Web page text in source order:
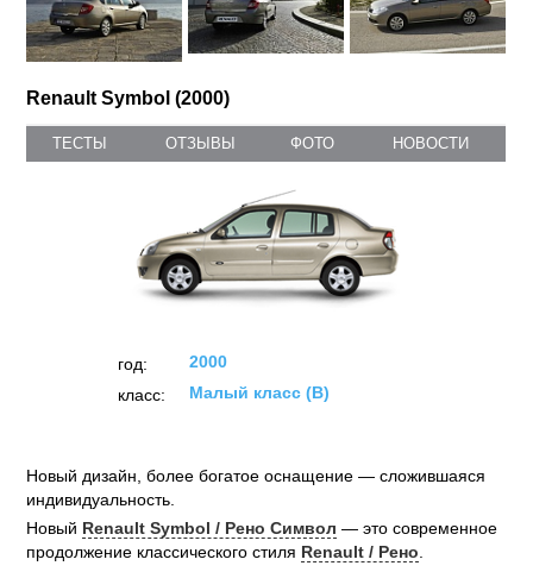
Renault Symbol (2000)
ТЕСТЫ ОТЗЫВЫ ФОТО НОВОСТИ
год:
2000
класс:
Малый класс (B)
Новый дизайн, более богатое оснащение — сложившаяся
индивидуальность.
Новый Renault Symbol / Рено Символ — это современное
продолжение классического стиля Renault / Рено